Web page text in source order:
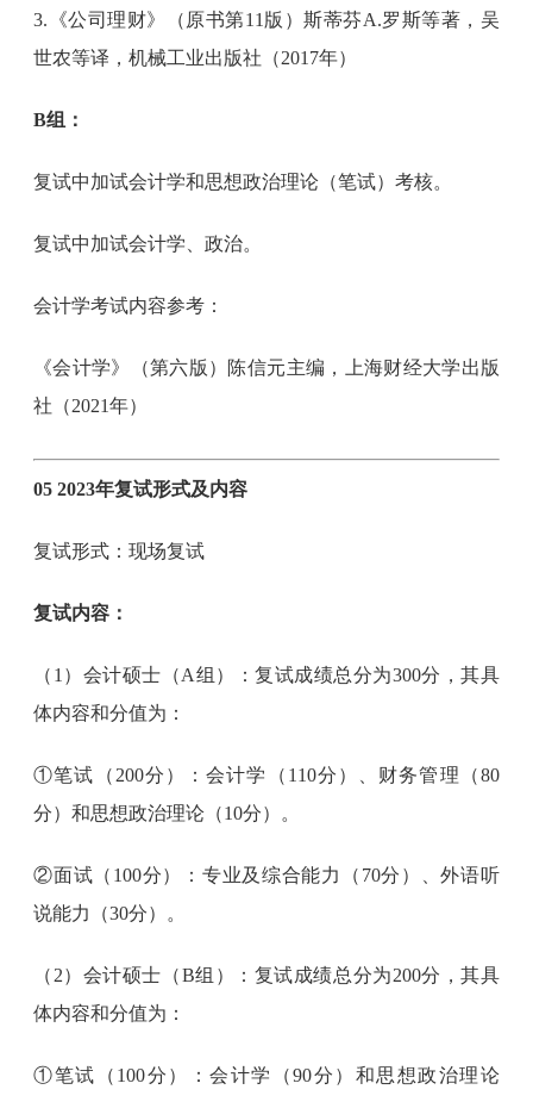
3.《公司理财》（原书第11版）斯蒂芬A.罗斯等著，吴
世农等译，机械工业出版社（2017年）
B组：
复试中加试会计学和思想政治理论（笔试）考核。
复试中加试会计学、政治。
会计学考试内容参考：
《会计学》（第六版）陈信元主编，上海财经大学出版
社（2021年）
05 2023年复试形式及内容
复试形式：现场复试
复试内容：
（1）会计硕士（A组）：复试成绩总分为300分，其具
体内容和分值为：
①笔试（200分）：会计学（110分）、财务管理（80
分）和思想政治理论（10分）。
②面试（100分）：专业及综合能力（70分）、外语听
说能力（30分）。
（2）会计硕士（B组）：复试成绩总分为200分，其具
体内容和分值为：
①笔试（100分）：会计学（90分）和思想政治理论